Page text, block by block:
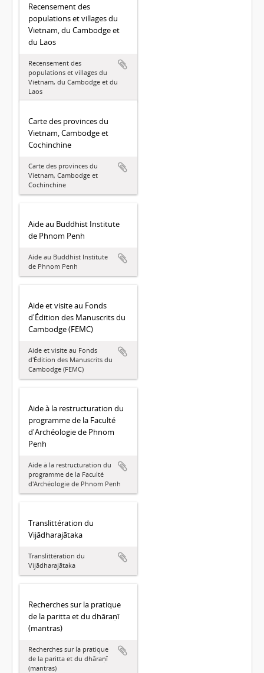
Recensement des
populations et villages du
Vietnam, du Cambodge et
du Laos
Recensement des
populations et villages du
Vietnam, du Cambodge et du
Laos
Carte des provinces du
Vietnam, Cambodge et
Cochinchine
Carte des provinces du
Vietnam, Cambodge et
Cochinchine
Aide au Buddhist Institute
de Phnom Penh
Aide au Buddhist Institute
de Phnom Penh
Aide et visite au Fonds
d'Édition des Manuscrits du
Cambodge (FEMC)
Aide et visite au Fonds
d'Édition des Manuscrits du
Cambodge (FEMC)
Aide à la restructuration du
programme de la Faculté
d'Archéologie de Phnom
Penh
Aide à la restructuration du
programme de la Faculté
d'Archéologie de Phnom Penh
Translittération du
Vijādharajātaka
Translittération du
Vijādharajātaka
Recherches sur la pratique
de la paritta et du dhāraṇī
(mantras)
Recherches sur la pratique
de la paritta et du dhāraṇī
(mantras)